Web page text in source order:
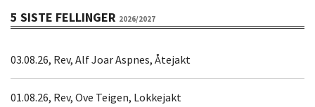
5 SISTE FELLINGER 2026/2027
03.08.26, Rev, Alf Joar Aspnes, Åtejakt
01.08.26, Rev, Ove Teigen, Lokkejakt